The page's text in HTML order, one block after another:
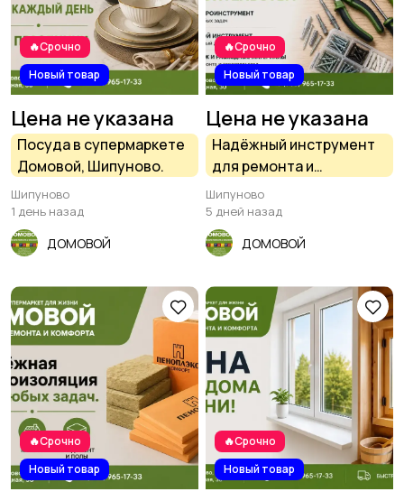
🔥Срочно
Новый товар
Цена не указана
Посуда в супермаркете
Домовой, Шипуново.
Шипуново
1 день назад
ДОМОВОЙ
🔥Срочно
Новый товар
Цена не указана
Надёжный инструмент
для ремонта и
строительства в
супермаркете Домовой
Шипуново
5 дней назад
ДОМОВОЙ
🔥Срочно
Новый товар
🔥Срочно
Новый товар